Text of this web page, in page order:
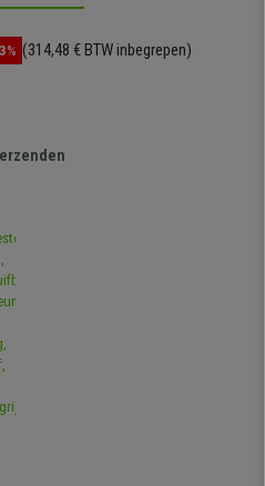
(314,48 € BTW inbegrepen)